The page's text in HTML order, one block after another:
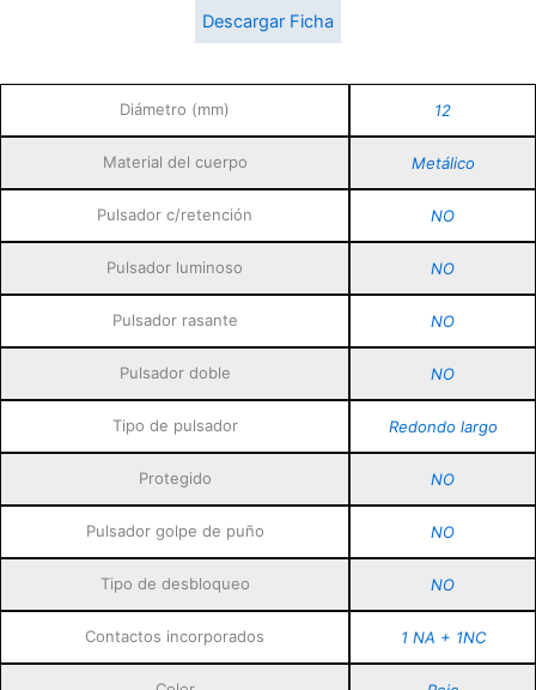
Descargar Ficha
Diámetro (mm) 12
Material del cuerpo Metálico
Pulsador c/retención NO
Pulsador luminoso NO
Pulsador rasante NO
Pulsador doble NO
Tipo de pulsador Redondo largo
Protegido NO
Pulsador golpe de puño NO
Tipo de desbloqueo NO
Contactos incorporados 1 NA + 1NC